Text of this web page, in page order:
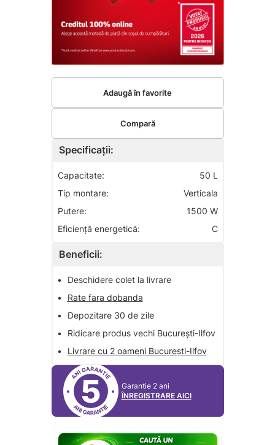
Specificații:
Capacitate:
50 L
Tip montare:
Verticala
Putere:
1500 W
Eficiență energetică:
C
Beneficii:
•
Deschidere colet la livrare
•
Rate fara dobanda
•
Depozitare 30 de zile
•
Ridicare produs vechi București-Ilfov
•
Livrare cu 2 oameni București-Ilfov
5
Garantie 2 ani
ÎNREGISTRARE AICI
Adaugă în favorite
Compară